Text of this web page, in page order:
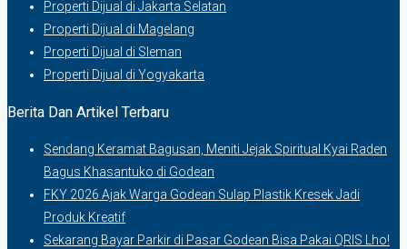
Properti Dijual di Jakarta Selatan
Properti Dijual di Magelang
Properti Dijual di Sleman
Properti Dijual di Yogyakarta
Berita Dan Artikel Terbaru
Sendang Keramat Bagusan, Meniti Jejak Spiritual Kyai Raden
Bagus Khasantuko di Godean
FKY 2026 Ajak Warga Godean Sulap Plastik Kresek Jadi
Produk Kreatif
Sekarang Bayar Parkir di Pasar Godean Bisa Pakai QRIS Lho!